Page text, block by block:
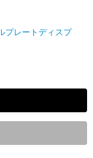
プレートディスプ